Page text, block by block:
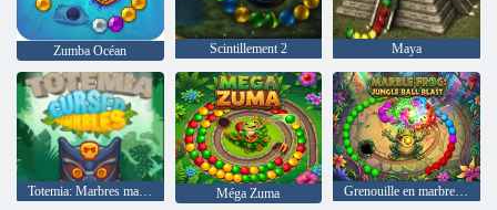
Zumba Océan Scintillement 2 Maya
Totemia: Marbres maudits Méga Zuma Grenouille en marbre : explosion de balle dans la jungle